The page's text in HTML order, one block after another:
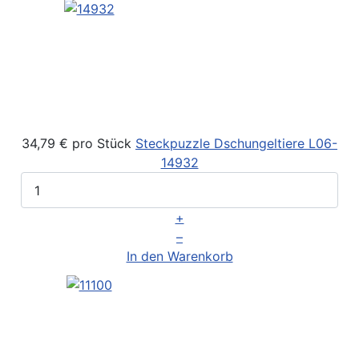
34,79 € pro Stück Steckpuzzle Dschungeltiere L06-
14932
+
–
In den Warenkorb